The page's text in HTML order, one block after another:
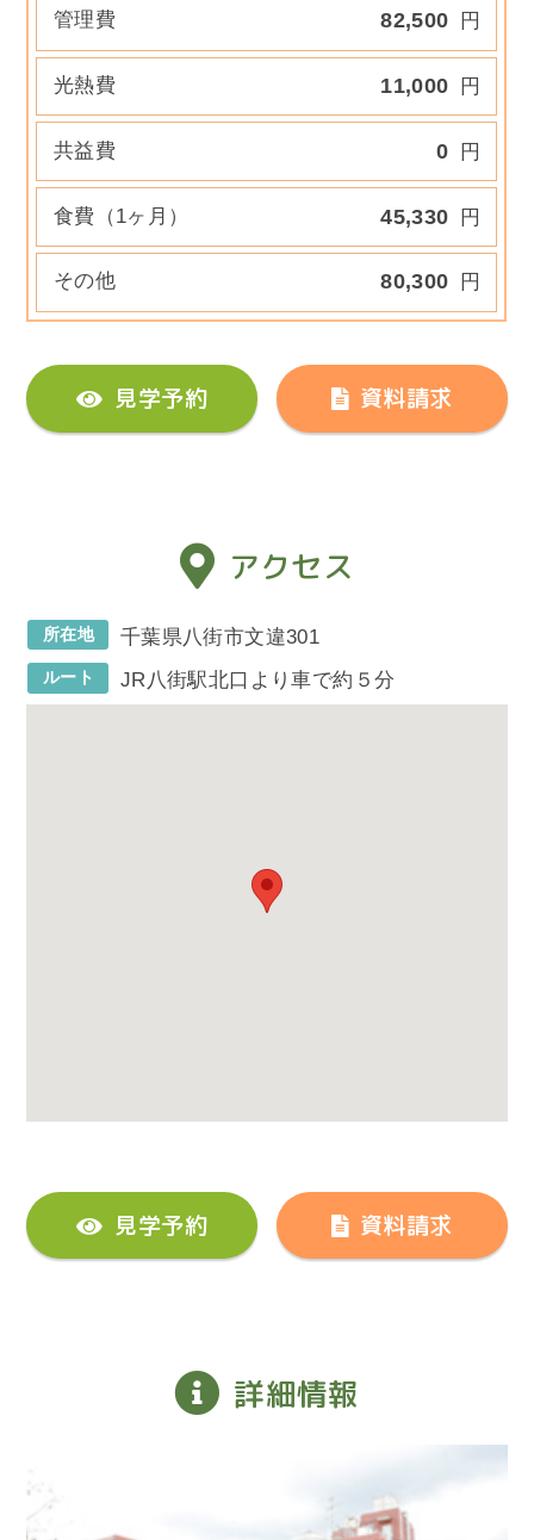
管理費 82,500 円
光熱費 11,000 円
共益費 0 円
食費（1ヶ月） 45,330 円
その他 80,300 円
見学予約 資料請求
アクセス
所在地 千葉県八街市文違301
ルート JR八街駅北口より車で約５分
見学予約 資料請求
詳細情報